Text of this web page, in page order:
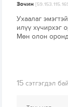
Зочин
Ухаалаг
илүү хүчирхэг
Мөн олон
15 сэтгэгдэл